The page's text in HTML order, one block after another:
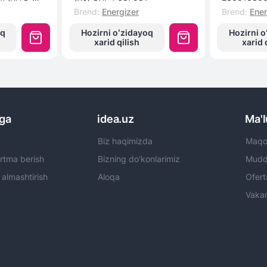
Brend: Energizer
Hozirni oʻzidayoq
xarid qilish
Brend:
Hozirni
xarid
berish
idea.uz
Biz haqimizda
Bizning do'konlarimiz
Aloqa